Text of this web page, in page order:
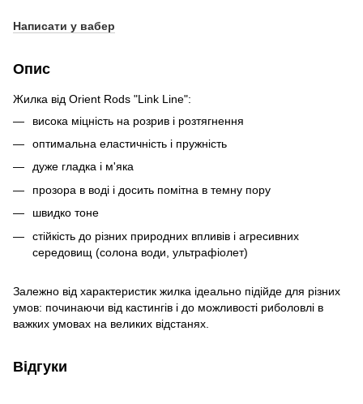
Написати у вабер
Опис
Жилка від Orient Rods "Link Line":
висока міцність на розрив і розтягнення
оптимальна еластичність і пружність
дуже гладка і м'яка
прозора в воді і досить помітна в темну пору
швидко тоне
стійкість до різних природних впливів і агресивних
середовищ (солона води, ультрафіолет)
Залежно від характеристик жилка ідеально підійде для різних
умов: починаючи від кастингів і до можливості риболовлі в
важких умовах на великих відстанях.
Відгуки